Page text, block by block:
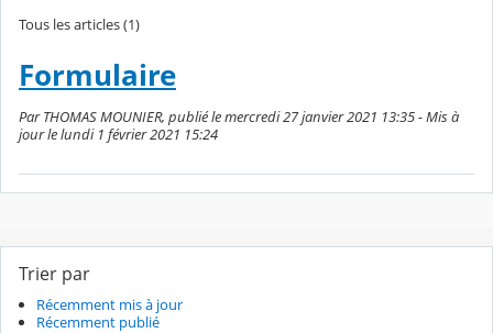
Tous les articles (1)
Formulaire
Par THOMAS MOUNIER, publié le mercredi 27 janvier 2021 13:35 - Mis à
jour le lundi 1 février 2021 15:24
Trier par
Récemment mis à jour
Récemment publié